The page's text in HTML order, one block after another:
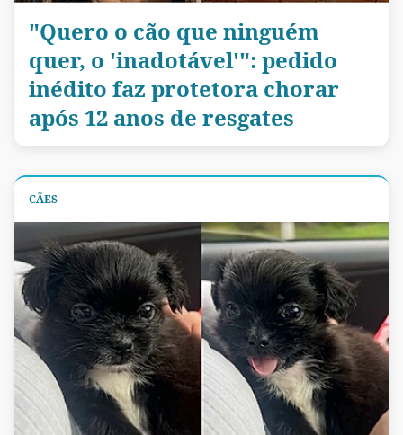
"Quero o cão que ninguém
quer, o 'inadotável'": pedido
inédito faz protetora chorar
após 12 anos de resgates
CÃES